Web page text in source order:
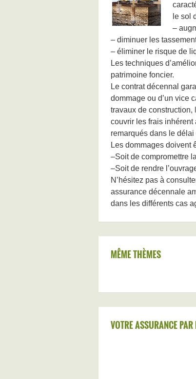
le sol
–
– diminuer les
– éliminer le risque de
Les techniques
patrimoine foncier.
Le contrat décennal
dommage ou d’un vice
travaux de construction,
couvrir les frais
remarqués dans le délai
Les dommages doivent
–Soit de compromettre
–Soit de rendre
N’hésitez pas à
assurance décennale
dans les différents cas
MÊME THÈMES
VOTRE ASSURANCE PAR